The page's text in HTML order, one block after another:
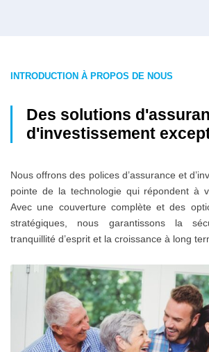
INTRODUCTION À PROPOS DE NOUS
Des solutions
d'investissement
Nous offrons des polices d’assurance et
pointe de la technologie qui répondent à
Avec une couverture complète et des
stratégiques, nous garantissons la
tranquillité d’esprit et la croissance à long